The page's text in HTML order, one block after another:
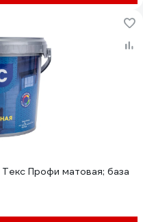
Профи матовая; база